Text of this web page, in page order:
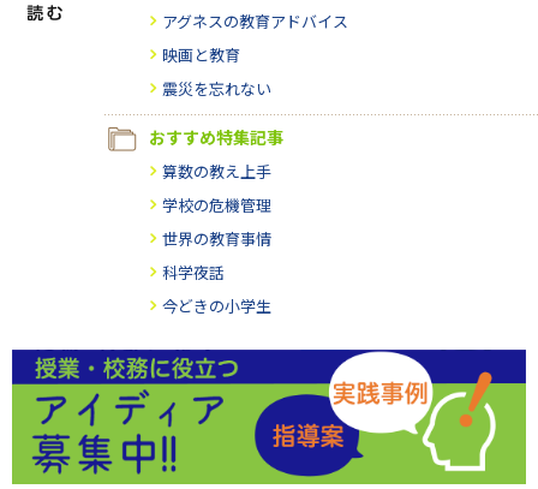
アグネスの教育アドバイス
映画と教育
震災を忘れない
おすすめ特集記事
算数の教え上手
学校の危機管理
世界の教育事情
科学夜話
今どきの小学生